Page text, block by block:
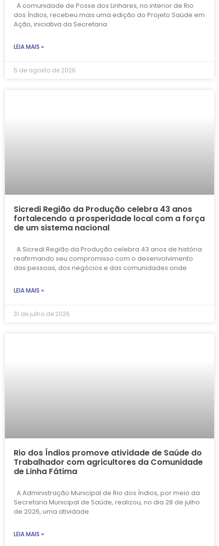
A comunidade de Posse dos Linhares, no interior de Rio
dos Índios, recebeu mais uma edição do Projeto Saúde em
Ação, iniciativa da Secretaria
LEIA MAIS »
5 de agosto de 2026
Sicredi Região da Produção celebra 43 anos
fortalecendo a prosperidade local com a força
de um sistema nacional
A Sicredi Região da Produção celebra 43 anos de história
reafirmando seu compromisso com o desenvolvimento
das pessoas, dos negócios e das comunidades onde
LEIA MAIS »
31 de julho de 2026
Rio dos Índios promove atividade de Saúde do
Trabalhador com agricultores da Comunidade
de Linha Fátima
A Administração Municipal de Rio dos Índios, por meio da
Secretaria Municipal de Saúde, realizou, no dia 28 de julho
de 2026, uma atividade
LEIA MAIS »